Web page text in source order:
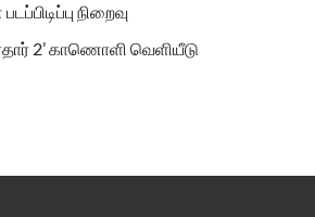
நிறைவு
2’ காணொளி வெளியீடு